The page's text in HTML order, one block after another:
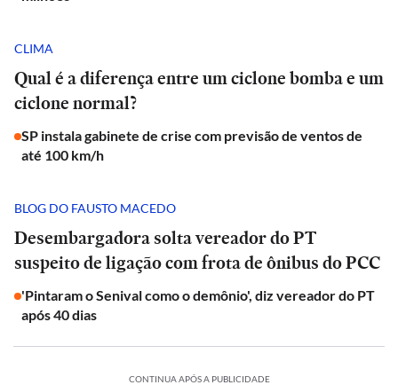
CLIMA
Qual é a diferença entre um ciclone bomba e um
ciclone normal?
SP instala gabinete de crise com previsão de ventos de
até 100 km/h
BLOG DO FAUSTO MACEDO
Desembargadora solta vereador do PT
suspeito de ligação com frota de ônibus do PCC
'Pintaram o Senival como o demônio', diz vereador do PT
após 40 dias
CONTINUA APÓS A PUBLICIDADE